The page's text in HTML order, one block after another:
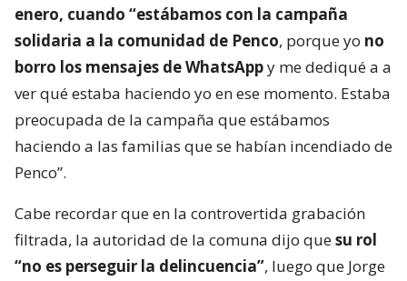
enero, cuando “estábamos con la campaña
solidaria a la comunidad de Penco, porque yo no
borro los mensajes de WhatsAppy me dediqué a a
ver qué estaba haciendo yo en ese momento. Estaba
preocupada de la campaña que estábamos
haciendo a las familias que se habían incendiado de
Penco”.
Cabe recordar que en la controvertida grabación
filtrada, la autoridad de la comuna dijo quesu rol
“no es perseguir la delincuencia”, luego que Jorge